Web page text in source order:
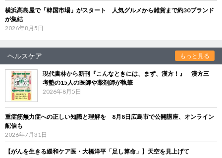
横浜高島屋で「韓国市場」がスタート 人気グルメから雑貨まで約30ブランド
が集結
2026年8月5日
ヘルスケア もっと見る
現代書林から新刊『こんなときには、まず、漢方！』 漢方三
考塾の15人の医師や薬剤師が執筆
2026年8月5日
重症筋無力症への正しい知識と理解を 8月8日広島市で公開講座、オンライン
配信も
2026年7月31日
【がんを生きる緩和ケア医・大橋洋平「足し算命」】天空を見上げて